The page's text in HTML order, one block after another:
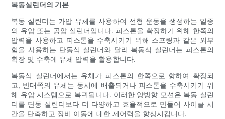
복동실린더의 기본
복동 실린더는 가압 유체를 사용하여 선형 운동을 생성하는 일종
의 유압 또는 공압 실린더입니다. 피스톤을 확장하기 위해 한쪽의
압력을 사용하고 피스톤을 수축시키기 위해 스프링과 같은 외부
힘을 사용하는 단동식 실린더와 달리 복동식 실린더는 피스톤의
확장 및 수축에 유체 압력을 활용합니다.
복동식 실린더에서는 유체가 피스톤의 한쪽으로 향하여 확장되
고, 반대쪽의 유체는 동시에 배출되거나 피스톤을 수축시키기 위
해 유압 시스템으로 복귀됩니다. 이러한 양방향 모션은 복동 실린
더를 단동 실린더보다 더 다양하고 효율적으로 만들어 사이클 시
간을 단축하고 장비 이동에 대한 제어력을 향상시킵니다.